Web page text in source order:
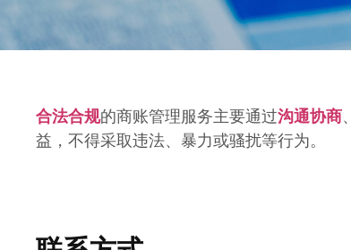
合法合规的商账管理服务主要通过沟通协商、
益，不得采取违法、暴力或骚扰等行为。